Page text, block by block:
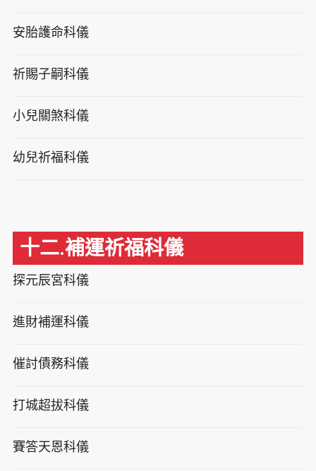
安胎護命科儀
祈賜子嗣科儀
小兒關煞科儀
幼兒祈福科儀
十二.補運祈福科儀
探元辰宮科儀
進財補運科儀
催討債務科儀
打城超拔科儀
賽答天恩科儀